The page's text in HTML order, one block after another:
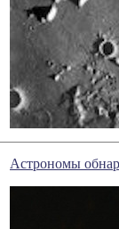
Астрономы